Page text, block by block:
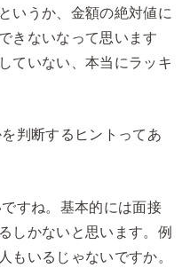
いうか、金額の絶対値に
きないなって思います
ていない、本当にラッキ
判断するヒントってあ
すね。基本的には面接
しかないと思います。例
もいるじゃないですか。